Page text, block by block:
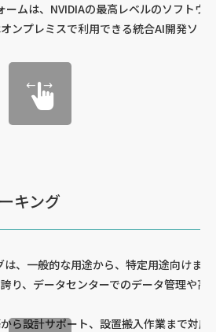
ームは、NVIDIAの最高レベルのソフト
ンプレミスで利用できる統合AI開発ソリ
キング
は、一般的な用途から、特定用途向けま
り、データセンターでのデータ管理や
ら設計サポート、設置搬入作業まで対応